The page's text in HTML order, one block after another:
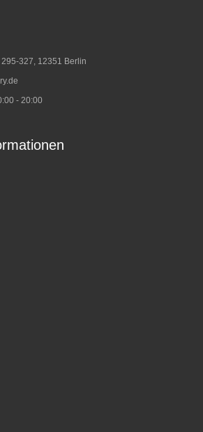
327, 12351 Berlin
- 20:00